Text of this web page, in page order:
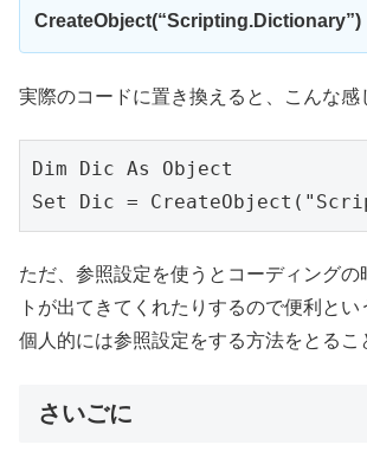
CreateObject(“Scripting.Dictionary”)
実際のコードに置き換えると、こんな感
Dim Dic As Object
ただ、参照設定を使うとコーディングの
トが出てきてくれたりするので便利とい
個人的には参照設定をする方法をとるこ
さいごに